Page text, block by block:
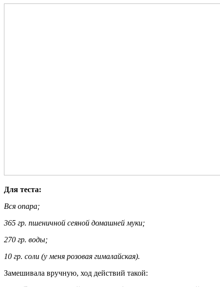
Для теста:
Вся опара;
365 гр. пшеничной сеяной домашней муки;
270 гр. воды;
10 гр. соли (у меня розовая гималайская).
Замешивала вручную, ход действий такой: